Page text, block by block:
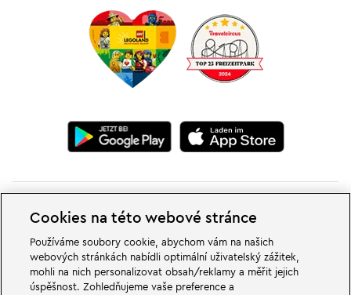
V dobrodružných světech rodinného a zábavního parku LEGOLAND v
Německu na vás čekají velké věci. Zažij vzrušující atrakce a spoustu legrace
LEGO®. LEGOLAND v Německu je zábavní park pro rodiny s dětmi ve věku
Cookies na této webové stránce
Používáme soubory cookie, abychom vám na našich
webových stránkách nabídli optimální uživatelský zážitek,
mohli na nich personalizovat obsah/reklamy a měřit jejich
úspěšnost. Zohledňujeme vaše preference a